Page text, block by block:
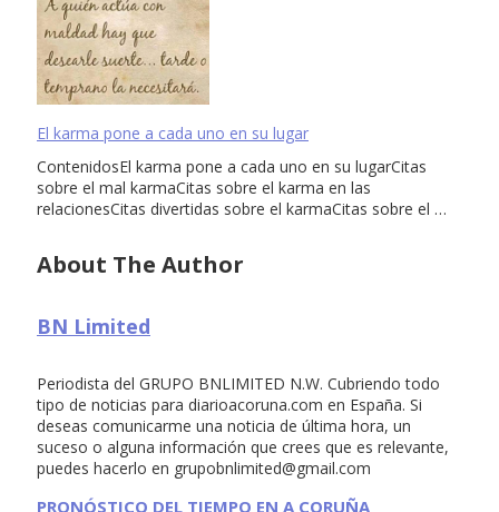
El karma pone a cada uno en su lugar
ContenidosEl karma pone a cada uno en su lugarCitas
sobre el mal karmaCitas sobre el karma en las
relacionesCitas divertidas sobre el karmaCitas sobre el …
About The Author
BN Limited
Periodista del GRUPO BNLIMITED N.W. Cubriendo todo
tipo de noticias para diarioacoruna.com en España. Si
deseas comunicarme una noticia de última hora, un
suceso o alguna información que crees que es relevante,
puedes hacerlo en grupobnlimited@gmail.com
PRONÓSTICO DEL TIEMPO EN A CORUÑA